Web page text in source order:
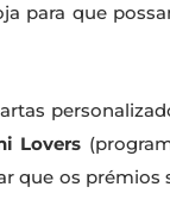
para que
Lovers
que os prémios